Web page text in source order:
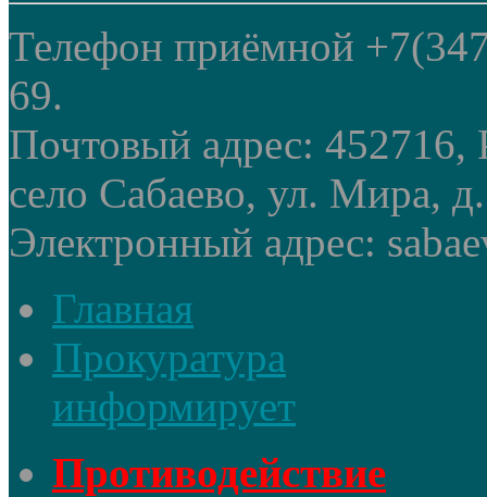
Телефон приёмной
69.
Почтовый адрес: 452716,
село Сабаево, ул. Мира,
Электронный адрес:
Главная
Прокуратура
информирует
Противодействие